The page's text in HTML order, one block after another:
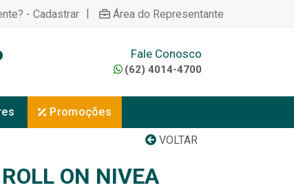
- Cadastrar | Área do Representante
Fale Conosco
(62) 4014-4700
Promoções
VOLTAR
ON NIVEA